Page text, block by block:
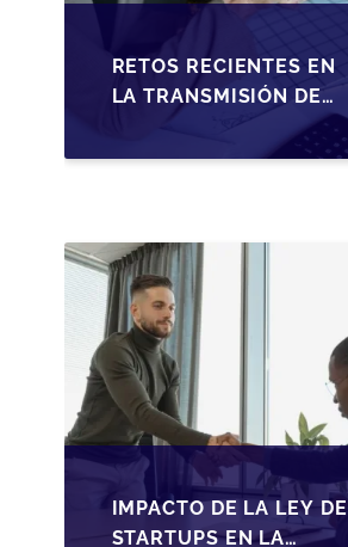
RETOS RECIENTES EN
LA TRANSMISIÓN DE
PYMES ESPAÑOLAS:
ADAPTACIONES
2026
IMPACTO DE LA LEY DE
STARTUPS EN LA